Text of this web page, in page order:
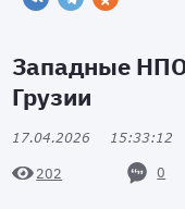
Западные НПО
Грузии
17.04.2026 15:33:12
202 0